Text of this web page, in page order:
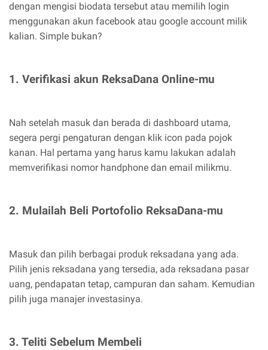
dengan mengisi biodata tersebut atau memilih login
menggunakan akun facebook atau google account milik
kalian. Simple bukan?
1. Verifikasi akun ReksaDana Online-mu
Nah setelah masuk dan berada di dashboard utama,
segera pergi pengaturan dengan klik icon pada pojok
kanan. Hal pertama yang harus kamu lakukan adalah
memverifikasi nomor handphone dan email milikmu.
2. Mulailah Beli Portofolio ReksaDana-mu
Masuk dan pilih berbagai produk reksadana yang ada.
Pilih jenis reksadana yang tersedia, ada reksadana pasar
uang, pendapatan tetap, campuran dan saham. Kemudian
pilih juga manajer investasinya.
3. Teliti Sebelum Membeli